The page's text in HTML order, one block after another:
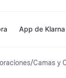
Formas de
Tiendas
App de Klarna
/Camas y